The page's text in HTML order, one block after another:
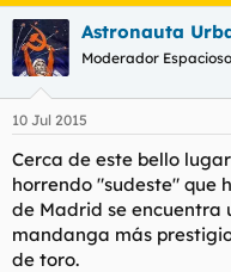
Astronauta
Moderador Espacioso
10 Jul 2015
Cerca de este bello
horrendo "sudeste" que
de Madrid se encuentra
mandanga más
de toro.